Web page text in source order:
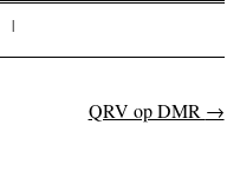
|
QRV op DMR →